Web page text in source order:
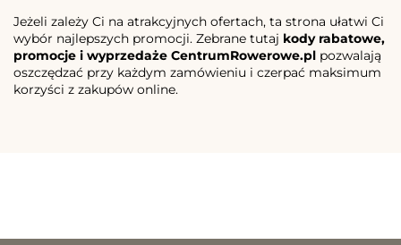
Jeżeli zależy Ci na atrakcyjnych ofertach, ta strona ułatwi Ci
wybór najlepszych promocji. Zebrane tutaj kody rabatowe,
promocje i wyprzedaże CentrumRowerowe.pl pozwalają
oszczędzać przy każdym zamówieniu i czerpać maksimum
korzyści z zakupów online.